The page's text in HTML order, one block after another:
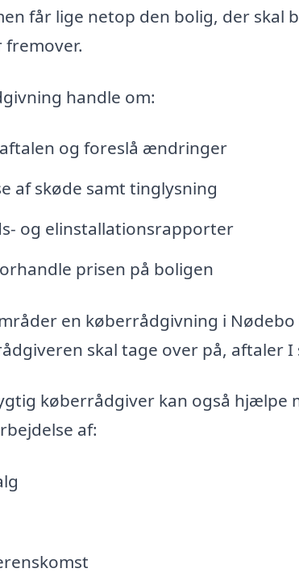
får lige netop den bolig, der skal
fremover.
handle om:
og foreslå ændringer
af skøde samt tinglysning
og elinstallationsrapporter
prisen på boligen
en køberrådgivning i
skal tage over på, aftaler I
køberrådgiver kan også hjælpe
af: